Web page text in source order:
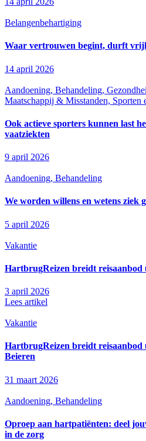
Belangenbehartiging
Waar vertrouwen begint, durft
14 april 2026
Aandoening, Behandeling,
Maatschappij & Misstanden, Sporten
Ook actieve sporters kunnen last
vaatziekten
9 april 2026
Aandoening, Behandeling
We worden willens en wetens ziek
5 april 2026
Vakantie
HartbrugReizen breidt reisaanbod
3 april 2026
Lees artikel
Vakantie
HartbrugReizen breidt reisaanbod
Beieren
31 maart 2026
Aandoening, Behandeling
Oproep aan hartpatiënten: deel
in de zorg